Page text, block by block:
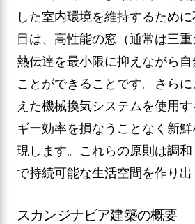
した室内環境を維持するため
目は、高性能の窓（通常は三重
熱伝達を最小限に抑えながら
ことができることです。さら
えた機械換気システムを使用
ギー効率を損なうことなく新
現します。これらの原則は調
で持続可能な生活空間を作り出
スカンジナビア建築の概要